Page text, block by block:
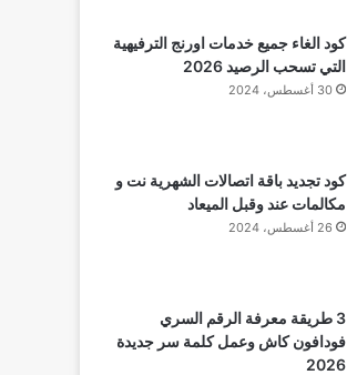
كود الغاء جميع خدمات اورنج الترفيهية
التي تسحب الرصيد 2026
30 أغسطس، 2024
كود تجديد باقة اتصالات الشهرية نت و
مكالمات عند وقبل الميعاد
26 أغسطس، 2024
3 طريقة معرفة الرقم السري
فودافون كاش وعمل كلمة سر جديدة
2026